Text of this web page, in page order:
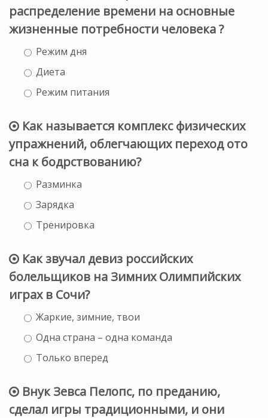
распределение времени на основные
жизненные потребности человека ?
Режим дня
Диета
Режим питания
Как называется комплекс физических
упражнений, облегчающих переход ото
сна к бодрствованию?
Разминка
Зарядка
Тренировка
Как звучал девиз российских
болельщиков на Зимних Олимпийских
играх в Сочи?
Жаркие, зимние, твои
Одна страна – одна команда
Только вперед
Внук Зевса Пелопс, по преданию,
сделал игры традиционными, и они